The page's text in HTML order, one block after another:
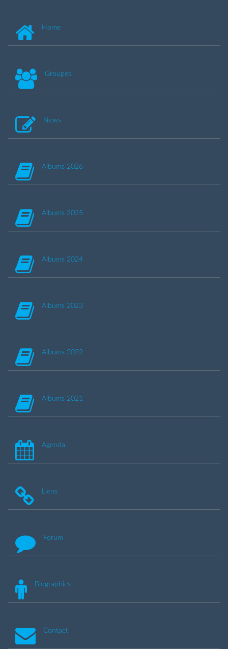
Home
Groupes
News
Albums 2026
Albums 2025
Albums 2024
Albums 2023
Albums 2022
Albums 2021
Agenda
Liens
Forum
Biographies
Contact